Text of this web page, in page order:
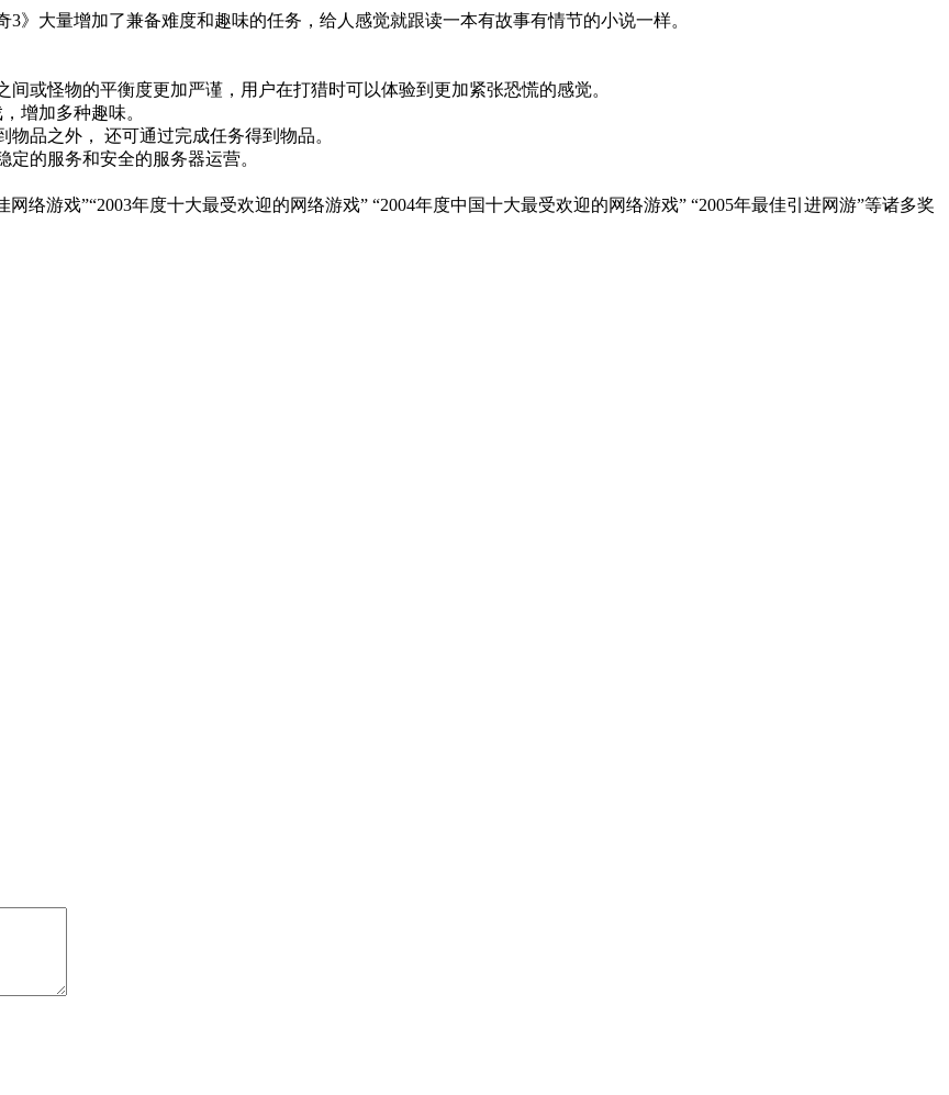
大量增加了兼备难度和趣味的任务，给人感觉就跟读一本有故事有情节的小说一样。
怪物的平衡度更加严谨，用户在打猎时可以体验到更加紧张恐慌的感觉。
增加多种趣味。
品之外， 还可通过完成任务得到物品。
的服务和安全的服务器运营。
游戏”“2003年度十大最受欢迎的网络游戏” “2004年度中国十大最受欢迎的网络游戏” “2005年最佳引进网游”等诸多奖